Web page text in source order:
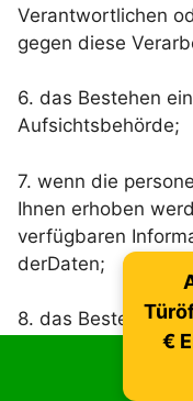
Verantwortlichen
gegen diese
6. das Bestehen
Aufsichtsbehörde;
7. wenn die
Ihnen erhoben
verfügbaren
derDaten;
8. das Bestehen
gemäß Art. 22
€